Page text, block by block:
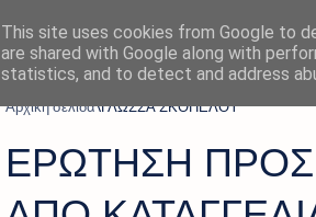
Αρχική σελίδα ΓΛΩΣΣΑ ΣΚΟΠΕΛΟΥ
ΕΡΩΤΗΣΗ
This site uses cookies from Google to
are shared with Google along with
statistics, and to detect and address